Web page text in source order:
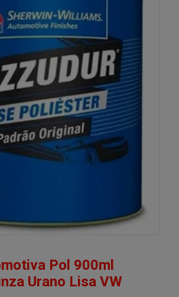
Pol 900ml
Urano Lisa VW